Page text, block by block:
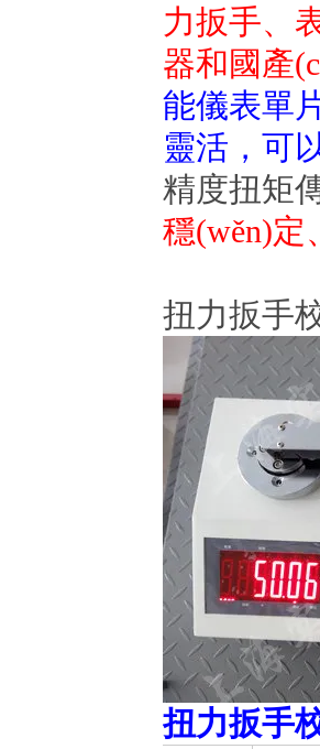
力扳手、
器和國產
能儀表單
靈活，可
精度扭矩
穩(wěn)定
扭力扳手
扭力扳手